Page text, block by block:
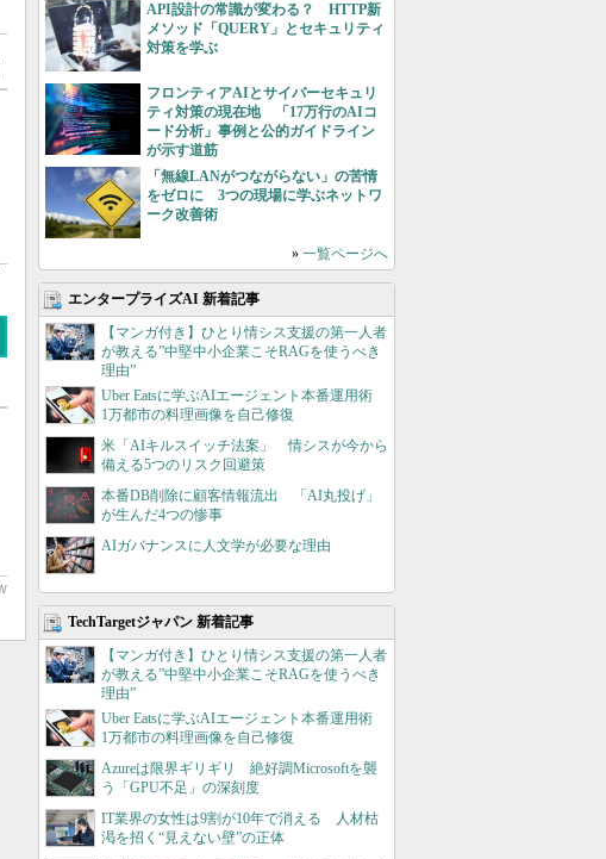
API設計の常識が変わる？ HTTP新
メソッド「QUERY」とセキュリティ
対策を学ぶ
フロンティアAIとサイバーセキュリ
ティ対策の現在地 「17万行のAIコ
ード分析」事例と公的ガイドライン
が示す道筋
「無線LANがつながらない」の苦情
をゼロに 3つの現場に学ぶネットワ
ーク改善術
» 一覧ページへ
エンタープライズAI 新着記事
【マンガ付き】ひとり情シス支援の第一人者
が教える”中堅中小企業こそRAGを使うべき
理由”
Uber Eatsに学ぶAIエージェント本番運用術
1万都市の料理画像を自己修復
米「AIキルスイッチ法案」 情シスが今から
備える5つのリスク回避策
本番DB削除に顧客情報流出 「AI丸投げ」
が生んだ4つの惨事
AIガバナンスに人文学が必要な理由
TechTargetジャパン 新着記事
【マンガ付き】ひとり情シス支援の第一人者
が教える”中堅中小企業こそRAGを使うべき
理由”
Uber Eatsに学ぶAIエージェント本番運用術
1万都市の料理画像を自己修復
Azureは限界ギリギリ 絶好調Microsoftを襲
う「GPU不足」の深刻度
IT業界の女性は9割が10年で消える 人材枯
渇を招く“見えない壁”の正体